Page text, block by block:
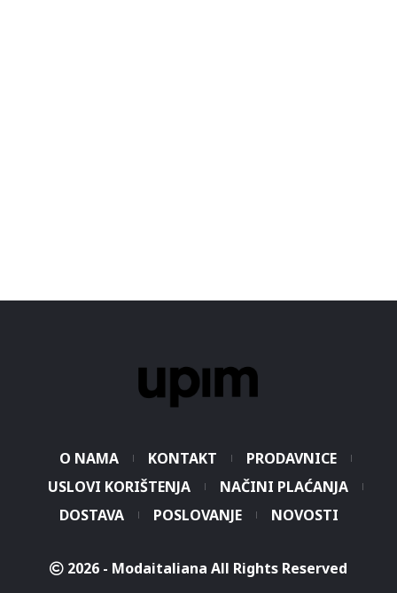
O NAMA KONTAKT
PRODAVNICE
USLOVI KORIŠTENJA
NAČINI PLAĆANJA
DOSTAVA
POSLOVANJE NOVOSTI
2026 - Modaitaliana All Rights Reserved